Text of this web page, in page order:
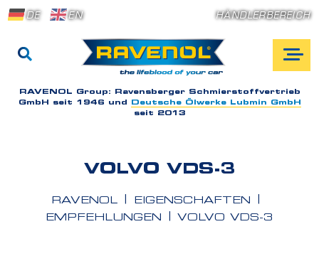
DE EN HÄNDLERBEREICH
RAVENOL Group: Ravensberger Schmierstoffvertrieb
GmbH seit 1946 und
Deutsche Ölwerke Lubmin GmbH
seit 2013
VOLVO VDS-3
RAVENOL
EIGENSCHAFTEN
EMPFEHLUNGEN
VOLVO VDS-3